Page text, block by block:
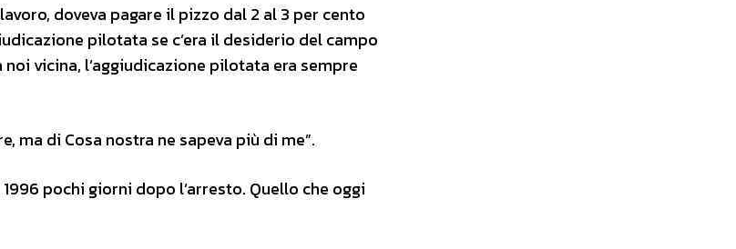
doveva pagare il pizzo dal 2 al 3 per cento
pilotata se c’era il desiderio del campo
vicina, l’aggiudicazione pilotata era sempre
ma di Cosa nostra ne sapeva più di me”.
pochi giorni dopo l’arresto. Quello che oggi